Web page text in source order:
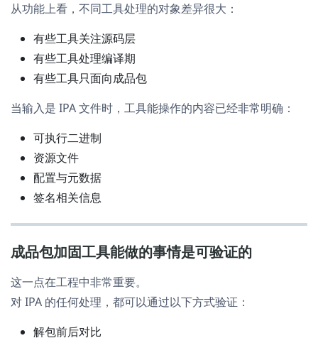
从功能上看，不同工具处理的对象差异很大：
有些工具关注源码层
有些工具处理编译期
有些工具只面向成品包
当输入是 IPA 文件时，工具能操作的内容已经非常明确：
可执行二进制
资源文件
配置与元数据
签名相关信息
成品包加固工具能做的事情是可验证的
这一点在工程中非常重要。
对 IPA 的任何处理，都可以通过以下方式验证：
解包前后对比